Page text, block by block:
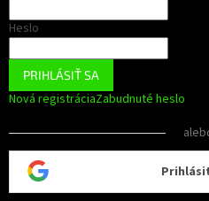
Heslo
PRIHLÁSIŤ SA
Nová registráciaZabudnuté heslo